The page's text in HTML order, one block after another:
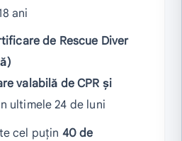
ani
de Rescue Diver
valabilă de CPR și
ultimele 24 de luni
cel puțin 40 de